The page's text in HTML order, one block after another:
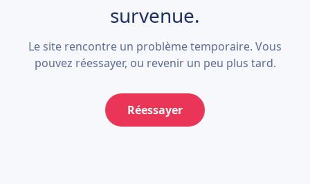
survenue.
Le site rencontre un problème temporaire. Vous
pouvez réessayer, ou revenir un peu plus tard.
Réessayer